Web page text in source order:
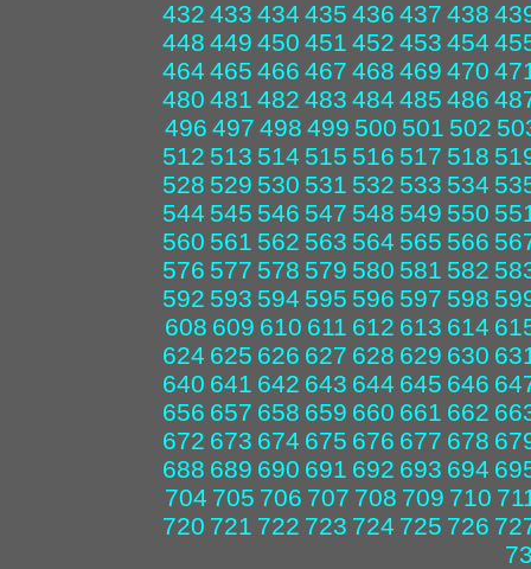
432 433 434 435 436 437 438
448 449 450 451 452 453 454
464 465 466 467 468 469 470
480 481 482 483 484 485 486
496 497 498 499 500 501 502
512 513 514 515 516 517 518
528 529 530 531 532 533 534
544 545 546 547 548 549 550
560 561 562 563 564 565 566
576 577 578 579 580 581 582
592 593 594 595 596 597 598
608 609 610 611 612 613 614
624 625 626 627 628 629 630
640 641 642 643 644 645 646
656 657 658 659 660 661 662
672 673 674 675 676 677 678
688 689 690 691 692 693 694
704 705 706 707 708 709 710
720 721 722 723 724 725 726